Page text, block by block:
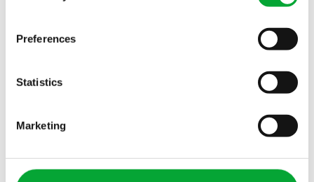
Preferences
Statistics
Marketing